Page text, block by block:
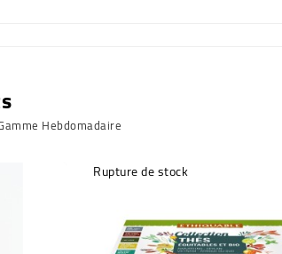
Hebdomadaire
Rupture de stock